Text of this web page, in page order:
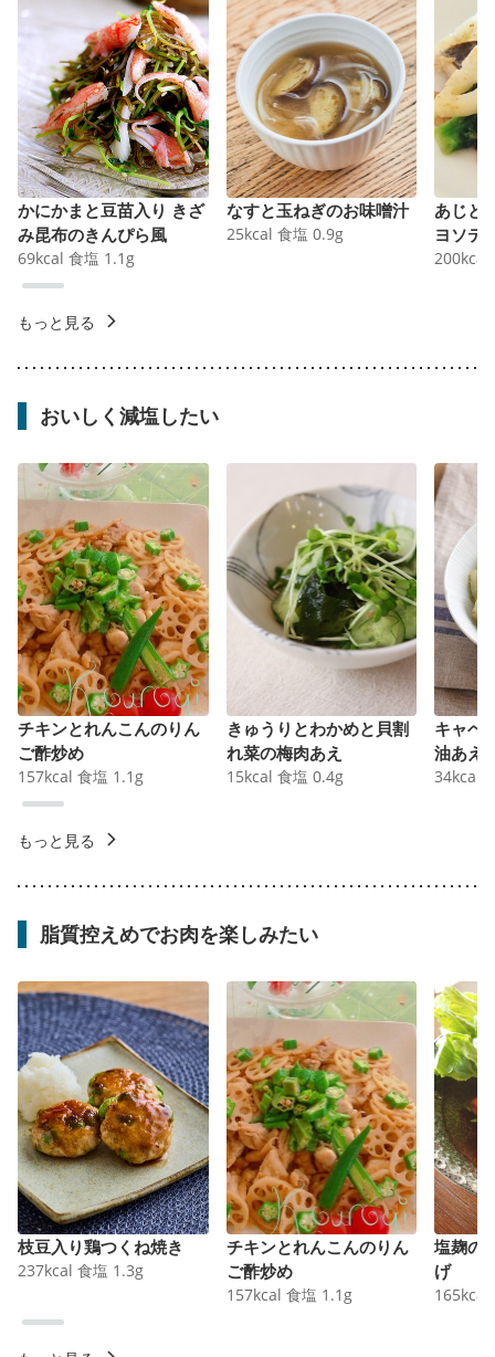
かにかまと豆苗入り きざ
み昆布のきんぴら風
69kcal 食塩 1.1 g
なすと玉ねぎのお味噌汁
25kcal 食塩 0.9g
あじと
ヨソテ
200kcal
もっと見る
おいしく減塩したい
チキンとれんこんのりん
ご酢炒め
157kcal 食塩 1.1 g
きゅうりとわかめと貝割
れ菜の梅肉あえ
15kcal 食塩 0.4g
キャベ
油あえ
34kcal
もっと見る
脂質控えめでお肉を楽しみたい
枝豆入り鶏つくね焼き
237kcal 食塩 1.3g
チキンとれんこんのりん
ご酢炒め
157kcal 食塩 1.1 g
塩麹の
げ
165kcal